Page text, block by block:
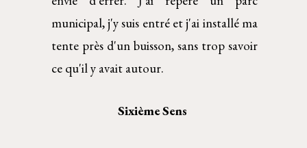
municipal, j'y suis entré et j'ai installé ma
tente près d'un buisson, sans trop savoir
ce qu'il y avait autour.
Sixième Sens